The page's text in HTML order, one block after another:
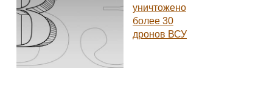
уничтожено
более 30
дронов ВСУ